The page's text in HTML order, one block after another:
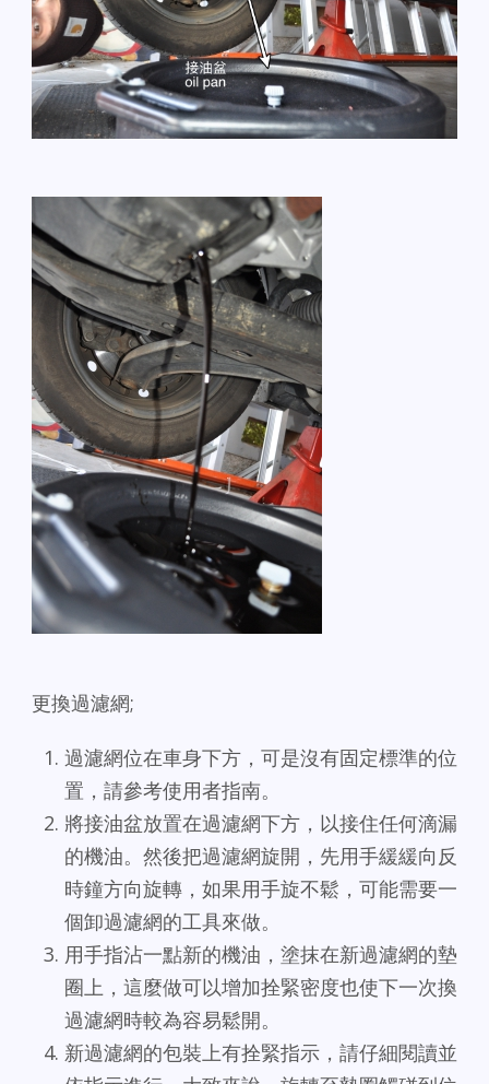
更換過濾網;
過濾網位在車身下方，可是沒有固定標準的位
置，請參考使用者指南。
將接油盆放置在過濾網下方，以接住任何滴漏
的機油。然後把過濾網旋開，先用手緩緩向反
時鐘方向旋轉，如果用手旋不鬆，可能需要一
個卸過濾網的工具來做。
用手指沾一點新的機油，塗抹在新過濾網的墊
圈上，這麼做可以增加拴緊密度也使下一次換
過濾網時較為容易鬆開。
新過濾網的包裝上有拴緊指示，請仔細閱讀並